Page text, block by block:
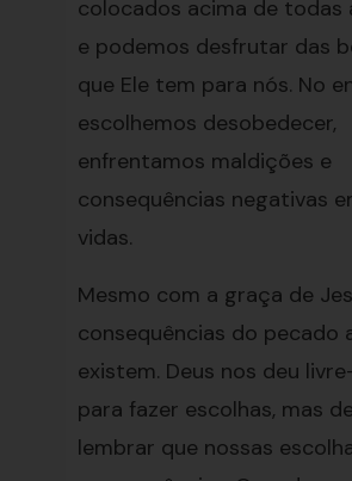
colocados acima de todas
e podemos desfrutar das
que Ele tem para nós. No
escolhemos desobedecer,
enfrentamos maldições e
consequências negativas
vidas.
Mesmo com a graça de
consequências do pecado
existem. Deus nos deu
para fazer escolhas, mas
lembrar que nossas